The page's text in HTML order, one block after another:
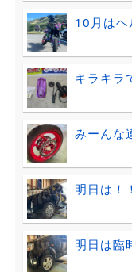
10月はヘ
キラキラ
みーんな
明日は！
明日は臨